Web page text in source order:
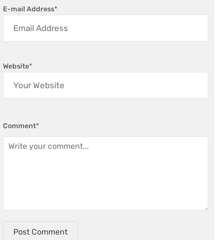
E-mail Address*
Website*
Comment*
Post Comment